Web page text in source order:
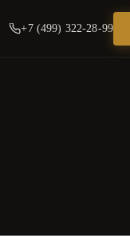
+7 (499) 322-28-99